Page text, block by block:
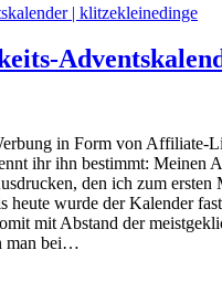
in Form von Affiliate-
ihr ihn bestimmt: Meinen
den ich zum ersten
heute wurde der Kalender
mit Abstand der
man bei…